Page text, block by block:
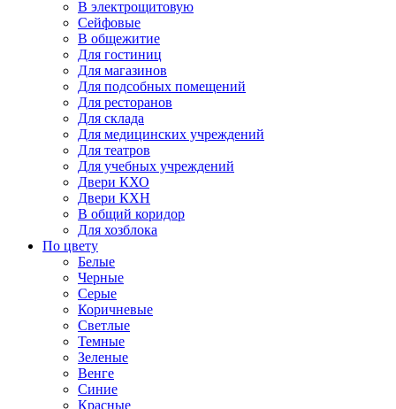
В электрощитовую
Сейфовые
В общежитие
Для гостиниц
Для магазинов
Для подсобных помещений
Для ресторанов
Для склада
Для медицинских учреждений
Для театров
Для учебных учреждений
Двери КХО
Двери КХН
В общий коридор
Для хозблока
По цвету
Белые
Черные
Серые
Коричневые
Светлые
Темные
Зеленые
Венге
Синие
Красные